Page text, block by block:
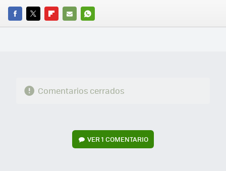
FACEBOOK
TWITTERFLIPBOARD
E-
WHATSAPP
Comentarios cerrados
VER1 COMENTARIO